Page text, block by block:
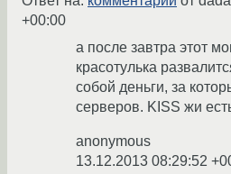
+00:00
а после завтра этот
красотулька
собой деньги, за
серверов. KISS жи
anonymous
13.12.2013 08:29:52